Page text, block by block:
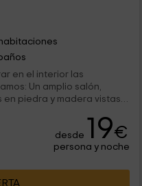
en el interior las
salón,
piedra y madera vistas,
desde 19€
persona y noche